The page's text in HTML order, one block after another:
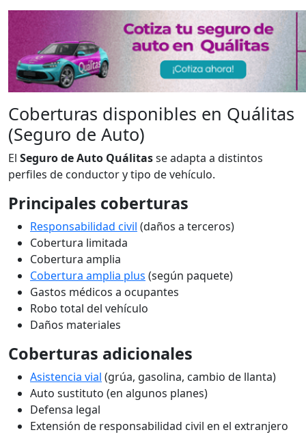
Coberturas disponibles en Quálitas
(Seguro de Auto)
El Seguro de Auto Quálitasse adapta a distintos
perfiles de conductor y tipo de vehículo.
Principales coberturas
Responsabilidad civil (daños a terceros)
Cobertura limitada
Cobertura amplia
Cobertura amplia plus (según paquete)
Gastos médicos a ocupantes
Robo total del vehículo
Daños materiales
Coberturas adicionales
Asistencia vial (grúa, gasolina, cambio de llanta)
Auto sustituto (en algunos planes)
Defensa legal
Extensión de responsabilidad civil en el extranjero